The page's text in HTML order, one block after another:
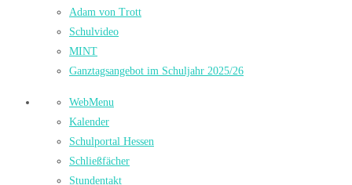
Adam von Trott
Schulvideo
MINT
Ganztagsangebot im Schuljahr 2025/26
WebMenu
Kalender
Schulportal Hessen
Schließfächer
Stundentakt